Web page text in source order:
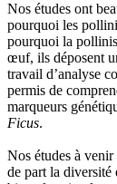
Nos études ont
pourquoi les
pourquoi la
œuf, ils déposent
travail d’analyse
permis de
marqueurs
Ficus.
Nos études à
de part la diversité